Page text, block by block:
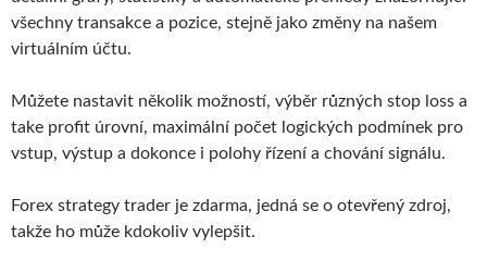
všechny transakce a pozice, stejně jako změny na našem
virtuálním účtu.
Můžete nastavit několik možností, výběr různých stop loss a
take profit úrovní, maximální počet logických podmínek pro
vstup, výstup a dokonce i polohy řízení a chování signálu.
Forex strategy trader je zdarma, jedná se o otevřený zdroj,
takže ho může kdokoliv vylepšit.